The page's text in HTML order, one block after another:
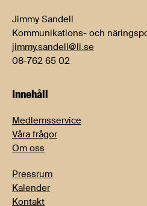
Jimmy Sandell
Kommunikations- och
jimmy.sandell@li.se
08-762 65 02
Innehåll
Medlemsservice
Våra frågor
Om oss
Pressrum
Kalender
Kontakt